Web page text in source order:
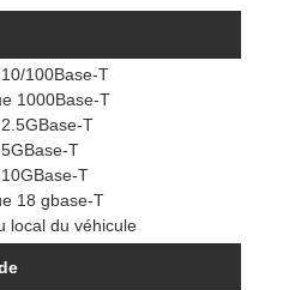
100Base-T
1000Base-T
T
T
T
18 gbase-T
local du véhicule